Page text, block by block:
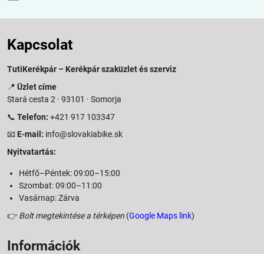
Kapcsolat
TutiKerékpár – Kerékpár szaküzlet és szerviz
📍 Üzlet címe
Stará cesta 2 · 93101 · Somorja
📞 Telefon: +421 917 103347
📧 E-mail: info@slovakiabike.sk
Nyitvatartás:
Hétfő–Péntek: 09:00–15:00
Szombat: 09:00–11:00
Vasárnap: Zárva
👉 Bolt megtekintése a térképen (Google Maps link)
Információk